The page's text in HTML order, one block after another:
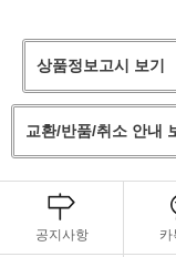
상품정보고시 보기
교환/반품/취소 안내
공지사항 카